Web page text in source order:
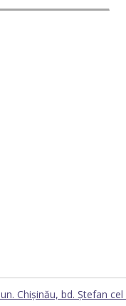
Chișinău, bd. Ştefan